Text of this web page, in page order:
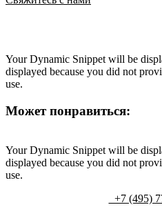
Your Dynamic Snippet will be
displayed because you did not
use.
Может понравиться:
Your Dynamic Snippet will be
displayed because you did not
use.
+7 (495)